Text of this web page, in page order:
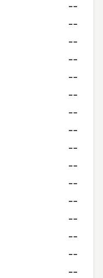
--
--
--
--
--
--
--
--
--
--
--
--
--
--
--
--